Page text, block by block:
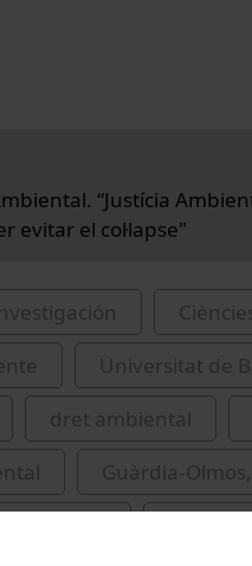
“Justícia
evitar el col·lapse"
Universitat de
dret ambiental
Guàrdia-